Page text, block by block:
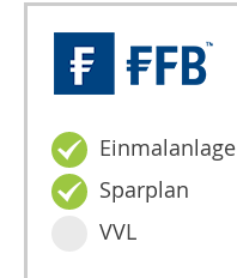
Einmalanlage
Sparplan
VVL